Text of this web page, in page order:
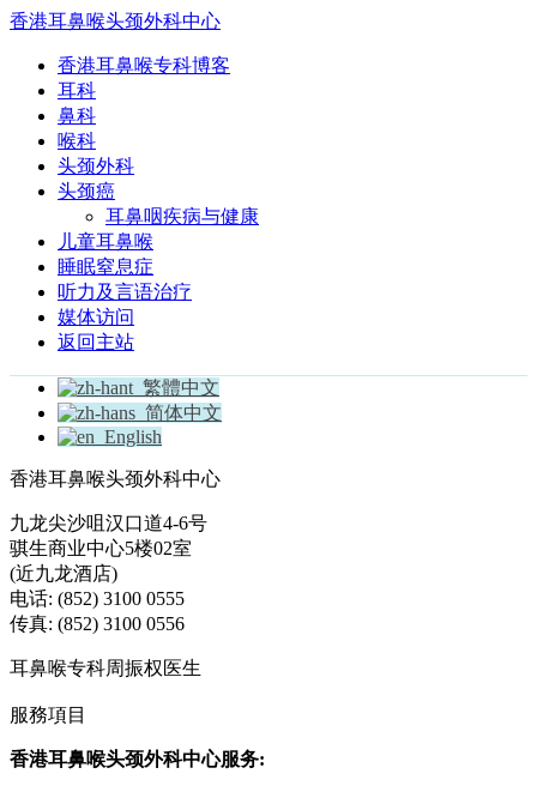
香港耳鼻喉头颈外科中心
香港耳鼻喉专科博客
耳科
鼻科
喉科
头颈外科
头颈癌
耳鼻咽疾病与健康
儿童耳鼻喉
睡眠窒息症
听力及言语治疗
媒体访问
返回主站
繁體中文
简体中文
English
香港耳鼻喉头颈外科中心
九龙尖沙咀汉口道4-6号
骐生商业中心5楼02室
(近九龙酒店)
电话: (852) 3100 0555
传真: (852) 3100 0556
耳鼻喉专科周振权医生
服務項目
香港耳鼻喉头颈外科中心服务: